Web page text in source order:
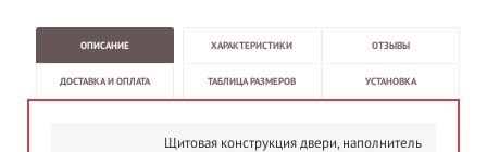
ОПИСАНИЕ ХАРАКТЕРИСТИКИ ОТЗЫВЫ
ДОСТАВКА И ОПЛАТА ТАБЛИЦА РАЗМЕРОВ УСТАНОВКА
Щитовая конструкция двери, наполнитель